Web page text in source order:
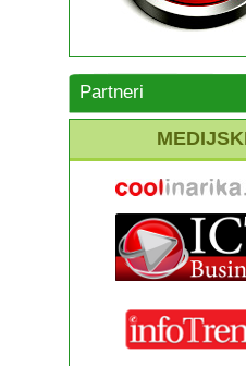
Partneri